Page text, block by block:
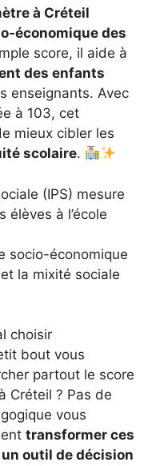
à Créteil
économique des
score, il aide à
des enfants
enseignants. Avec
à 103, cet
mieux cibler les
scolaire.
(IPS) mesure
élèves à l’école
socio-économique
la mixité sociale
choisir
bout vous
partout le score
Créteil ? Pas de
vous
transformer ces
outil de décision